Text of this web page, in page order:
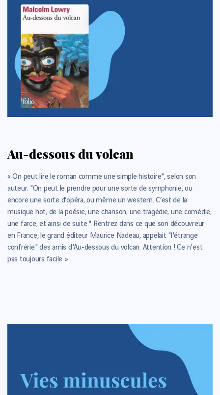
Au-dessous du volcan
« On peut lire le roman comme une simple histoire", selon son
auteur. "On peut le prendre pour une sorte de symphonie, ou
encore une sorte d’opéra, ou même un western. C’est de la
musique hot, de la poésie, une chanson, une tragédie, une comédie,
une farce, et ainsi de suite." Rentrez dans ce que son découvreur
en France, le grand éditeur Maurice Nadeau, appelait "l'étrange
confrérie" des amis d'Au-dessous du volcan. Attention ! Ce n'est
pas toujours facile. »